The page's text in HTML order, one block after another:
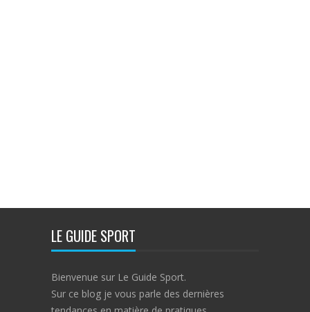
LE GUIDE SPORT
Bienvenue sur Le Guide Sport.
Sur ce blog je vous parle des dernières